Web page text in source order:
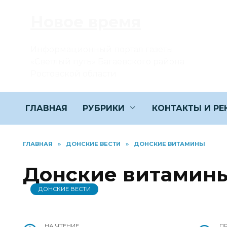
ГЛАВНАЯ РУБРИКИ КОНТАКТЫ И
ГЛАВНАЯ » ДОНСКИЕ ВЕСТИ » ДОНСКИЕ ВИТАМИНЫ
Донские
ДОНСКИЕ ВЕСТИ